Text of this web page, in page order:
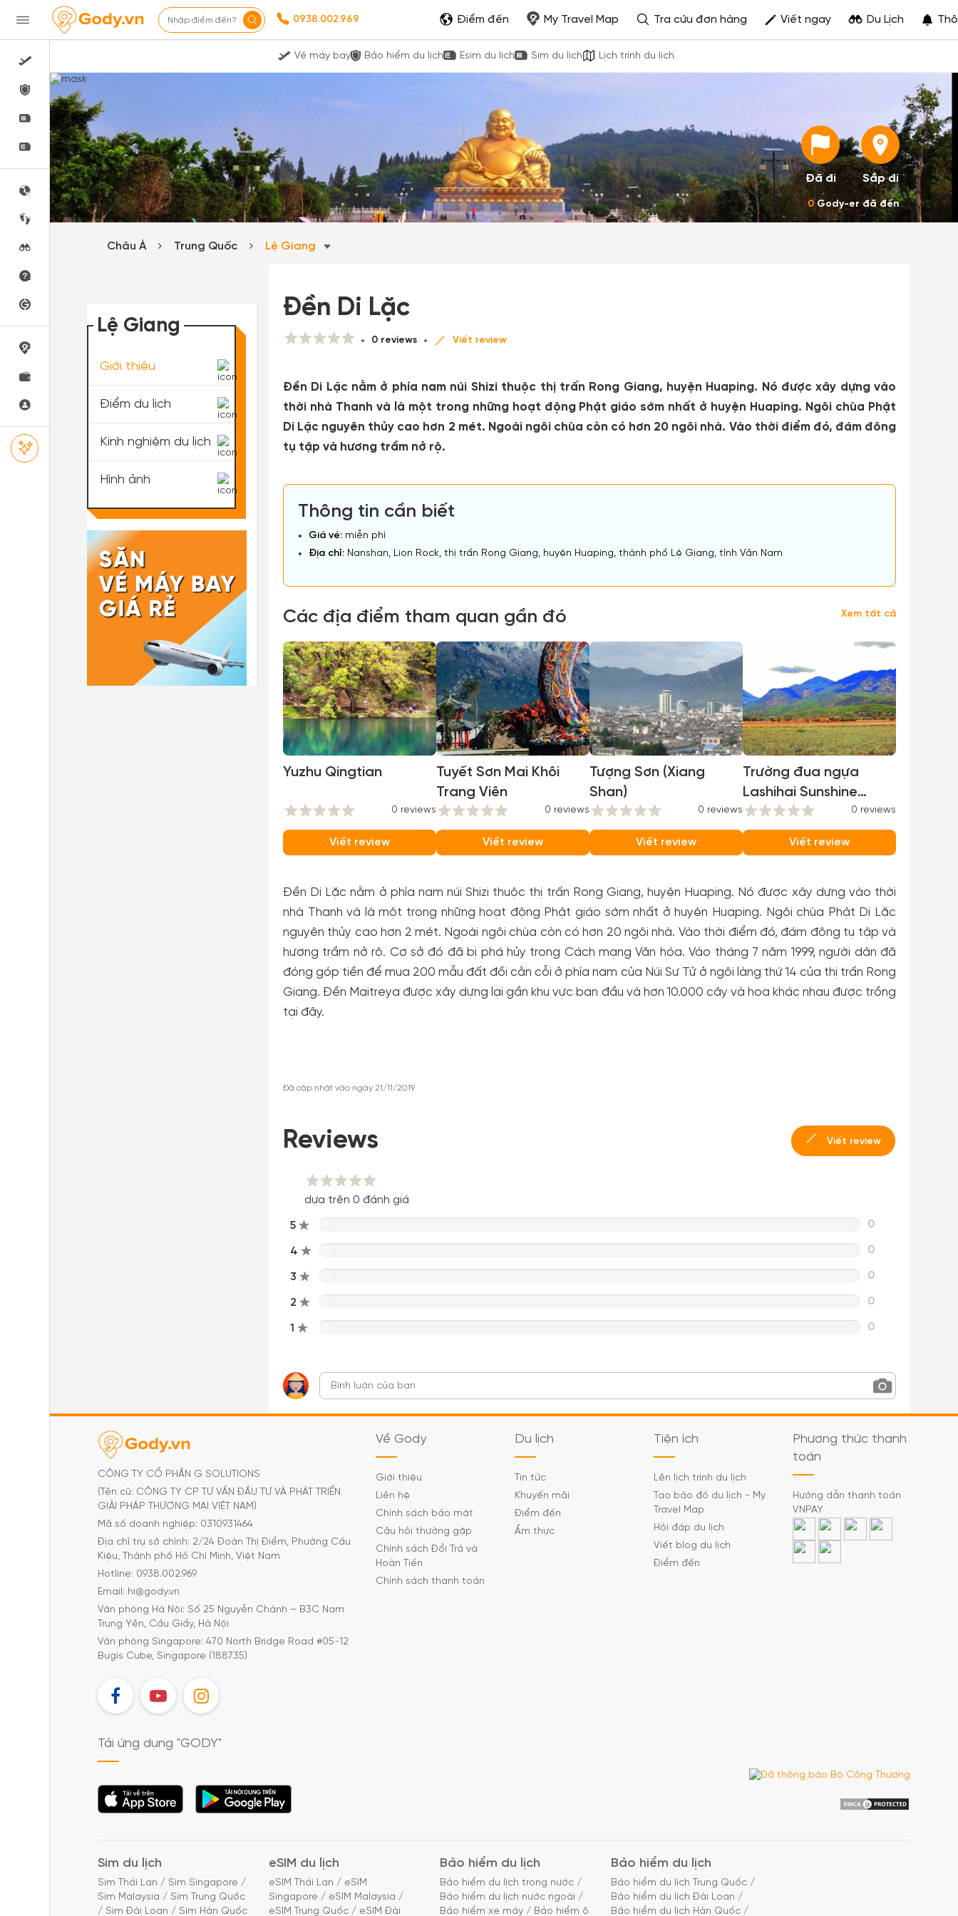
Nhập điểm đến? 0938.002.969 Điểm đến My Travel Map Tra cứu đơn hàng Viết ngay Du Lịch
Vé máy bay Bảo hiểm du lịch Esim du lịch Sim du lịch Lịch trình du lịch
Đã đi Sắp đi
0Gody-er đã đến
Châu Á Trung Quốc Lệ Giang
Đền Di Lặc
0 reviews Viết review
Đền Di Lặc nằm ở phía nam núi Shizi thuộc thị trấn Rong Giang, huyện Huaping. Nó được xây dựng vào
thời nhà Thanh và là một trong những hoạt động Phật giáo sớm nhất ở huyện Huaping. Ngôi chùa Phật
Di Lặc nguyên thủy cao hơn 2 mét. Ngoài ngôi chùa còn có hơn 20 ngôi nhà. Vào thời điểm đó, đám đông
tụ tập và hương trầm nở rộ.
Thông tin cần biết
Giá vé: miễn phí
Địa chỉ: Nanshan, Lion Rock, thị trấn Rong Giang, huyện Huaping, thành phố Lệ Giang, tỉnh Vân Nam
Các địa điểm tham quan gần đó Xem tất cả
Yuzhu Qingtian
0 reviews
Viết review
Tuyết Sơn Mai Khôi
Trang Viên
0 reviews
Viết review
Tượng Sơn (Xiang
Shan)
0 reviews
Viết review
Trường đua ngựa
Lashihai Sunshine
Coast
0 reviews
Viết review
Đền Di Lặc nằm ở phía nam núi Shizi thuộc thị trấn Rong Giang, huyện Huaping. Nó được xây dựng vào thời
nhà Thanh và là một trong những hoạt động Phật giáo sớm nhất ở huyện Huaping. Ngôi chùa Phật Di Lặc
nguyên thủy cao hơn 2 mét. Ngoài ngôi chùa còn có hơn 20 ngôi nhà. Vào thời điểm đó, đám đông tụ tập và
hương trầm nở rộ. Cơ sở đó đã bị phá hủy trong Cách mạng Văn hóa. Vào tháng 7 năm 1999, người dân đã
đóng góp tiền để mua 200 mẫu đất đồi cằn cỗi ở phía nam của Núi Sư Tử ở ngôi làng thứ 14 của thị trấn Rong
Giang. Đền Maitreya được xây dựng lại gần khu vực ban đầu và hơn 10.000 cây và hoa khác nhau được trồng
tại đây.
Đã cập nhật vào ngày 21/11/2019
Reviews Viết review
dựa trên 0 đánh giá
5 0
4 0
3 0
2 0
1 0
Lệ Giang
Giới thiệu
Điểm du lịch
Kinh nghiệm du lịch
Hình ảnh
CÔNG TY CỔ PHẦN G SOLUTIONS
(Tên cũ: CÔNG TY CP TƯ VẤN ĐẦU TƯ VÀ PHÁT TRIỂN
GIẢI PHÁP THƯƠNG MẠI VIỆT NAM)
Mã số doanh nghiệp: 0310931464
Địa chỉ trụ sở chính: 2/24 Đoàn Thị Điểm, Phường Cầu
Kiệu, Thành phố Hồ Chí Minh, Việt Nam
Hotline: 0938.002.969
Email: hi@gody.vn
Văn phòng Hà Nội: Số 25 Nguyễn Chánh – B3C Nam
Trung Yên, Cầu Giấy, Hà Nội
Văn phòng Singapore: 470 North Bridge Road #05-12
Bugis Cube, Singapore (188735)
FB YT IG
Về Gody
Giới thiệu
Liên hệ
Chính sách bảo mật
Câu hỏi thường gặp
Chính sách Đổi Trả và
Hoàn Tiền
Chính sách thanh toán
Du lịch
Tin tức
Khuyến mãi
Điểm đến
Ẩm thực
Tiện ích
Lên lịch trình du lịch
Tạo bảo đồ du lịch - My
Travel Map
Hỏi đáp du lịch
Viết blog du lịch
Điểm đến
Phương thức thanh
toán
Hướng dẫn thanh toán
VNPAY
Tải ứng dụng "GODY"
Tải ứng dụng Tải ứng dụng
Sim du lịch
Sim Thái Lan / Sim Singapore /
Sim Malaysia / Sim Trung Quốc
/ Sim Đài Loan / Sim Hàn Quốc
eSIM du lịch
eSIM Thái Lan / eSIM
Singapore / eSIM Malaysia /
eSIM Trung Quốc / eSIM Đài
Bảo hiểm du lịch
Bảo hiểm du lịch trong nước /
Bảo hiểm du lịch nước ngoài /
Bảo hiểm xe máy / Bảo hiểm ô
Bảo hiểm du lịch
Bảo hiểm du lịch Trung Quốc /
Bảo hiểm du lịch Đài Loan /
Bảo hiểm du lịch Hàn Quốc /